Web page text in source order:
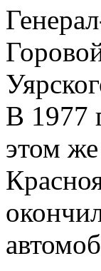
В 1977
этом